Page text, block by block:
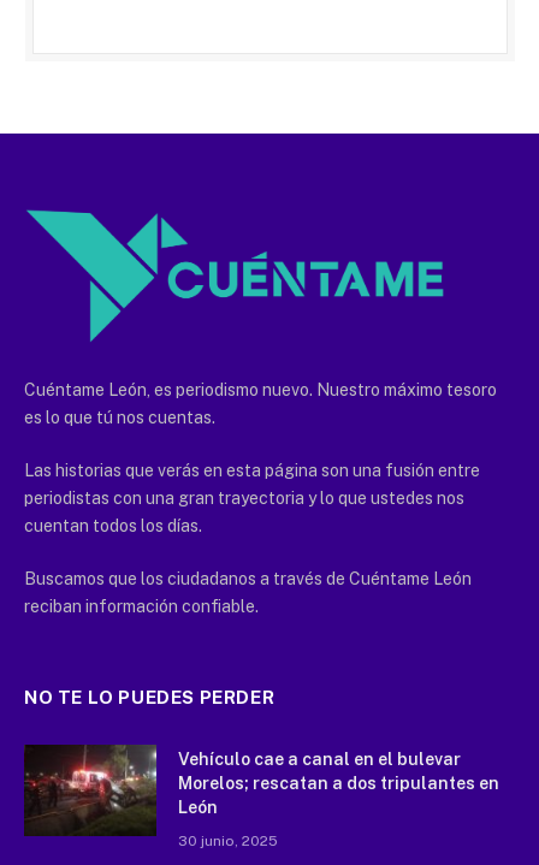
Cuéntame León, es periodismo nuevo. Nuestro máximo tesoro
es lo que tú nos cuentas.
Las historias que verás en esta página son una fusión entre
periodistas con una gran trayectoria y lo que ustedes nos
cuentan todos los días.
Buscamos que los ciudadanos a través de Cuéntame León
reciban información confiable.
NO TE LO PUEDES PERDER
Vehículo cae a canal en el bulevar
Morelos; rescatan a dos tripulantes en
León
30 junio, 2025